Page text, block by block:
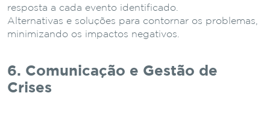
resposta a cada evento identificado.
Alternativas e soluções para contornar os problemas,
minimizando os impactos negativos.
6. Comunicação e Gestão de
Crises